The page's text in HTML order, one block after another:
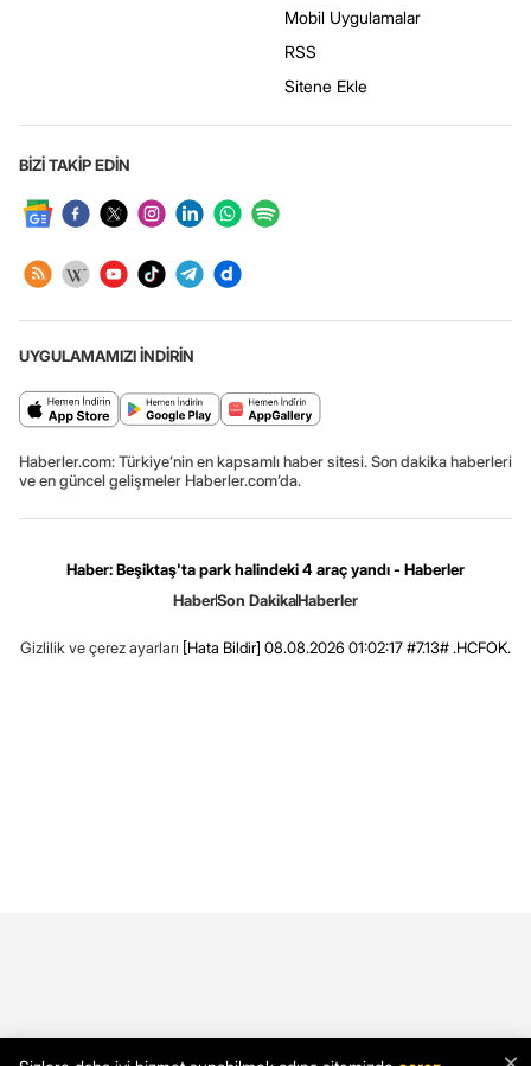
Mobil Uygulamalar
RSS
Sitene Ekle
BİZİ TAKİP EDİN
UYGULAMAMIZI İNDİRİN
Haberler.com: Türkiye’nin en kapsamlı haber sitesi. Son dakika haberleri
ve en güncel gelişmeler Haberler.com’da.
Haber: Beşiktaş'ta park halindeki 4 araç yandı - Haberler
HaberSon DakikaHaberler
Gizlilik ve çerez ayarları [Hata Bildir] 08.08.2026 01:02:17 #7.13# .HCFOK.